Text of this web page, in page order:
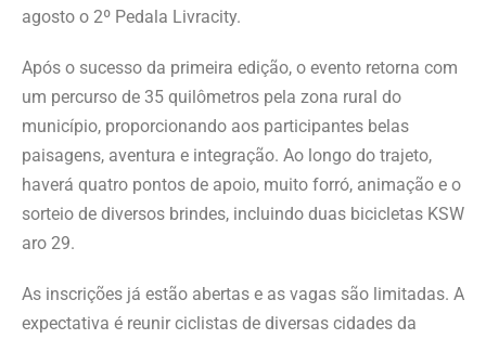
agosto o 2º Pedala Livracity.
Após o sucesso da primeira edição, o evento retorna com
um percurso de 35 quilômetros pela zona rural do
município, proporcionando aos participantes belas
paisagens, aventura e integração. Ao longo do trajeto,
haverá quatro pontos de apoio, muito forró, animação e o
sorteio de diversos brindes, incluindo duas bicicletas KSW
aro 29.
As inscrições já estão abertas e as vagas são limitadas. A
expectativa é reunir ciclistas de diversas cidades da